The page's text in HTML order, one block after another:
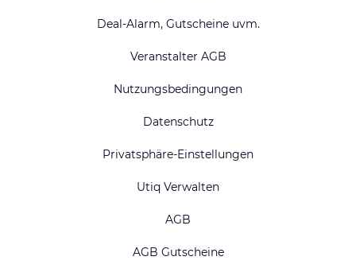
Deal-Alarm, Gutscheine uvm.
Veranstalter AGB
Nutzungsbedingungen
Datenschutz
Privatsphäre-Einstellungen
Utiq Verwalten
AGB
AGB Gutscheine